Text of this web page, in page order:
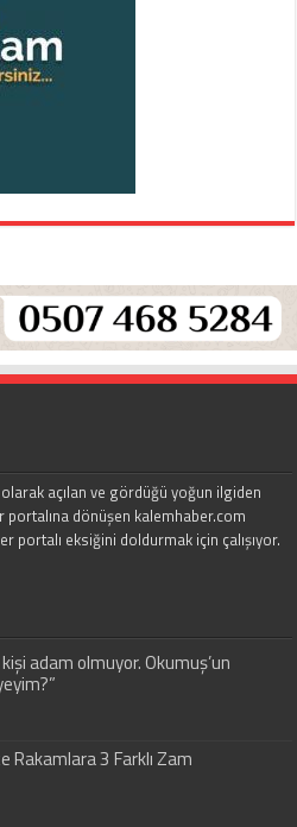
açılan ve gördüğü yoğun ilgiden
portalına dönüşen kalemhaber.com
portalı eksiğini doldurmak için çalışıyor.
adam olmuyor. Okumuş’un
Rakamlara 3 Farklı Zam